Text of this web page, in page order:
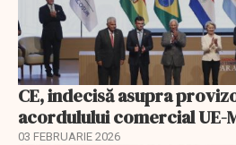
CE, indecisă asupra
acordulului comercial UE-
03 FEBRUARIE 2026